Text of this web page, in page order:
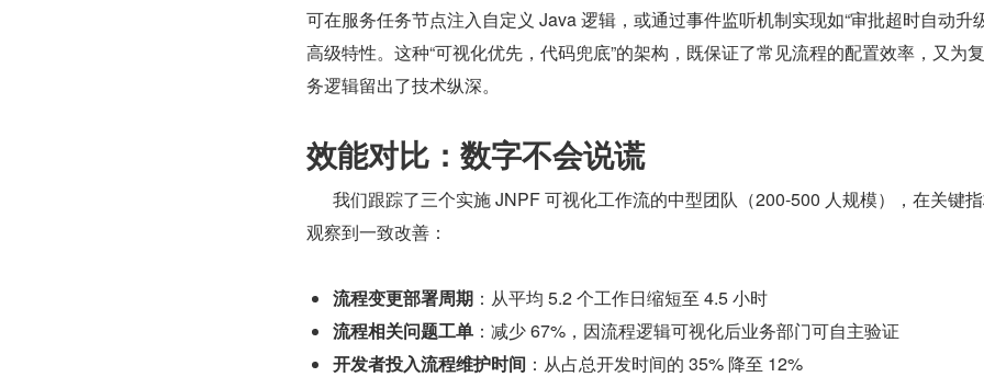
可在服务任务节点注入自定义 Java 逻辑，或通过事件监听机制实现如“审批超时自动升
高级特性。这种“可视化优先，代码兜底”的架构，既保证了常见流程的配置效率，又为
务逻辑留出了技术纵深。
效能对比：数字不会说谎
观察到一致改善：
流程变更部署周期 ：从平均 5.2 个工作日缩短至 4.5 小时
流程相关问题工单 ：减少 67%，因流程逻辑可视化后业务部门可自主验证
开发者投入流程维护时间 ：从占总开发时间的 35% 降至 12%